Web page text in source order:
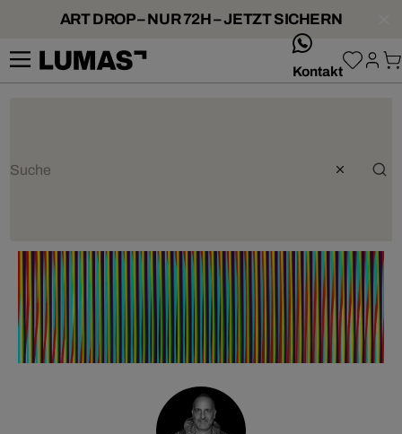
ART DROP – NUR 72H – JETZT SICHERN
Kontakt